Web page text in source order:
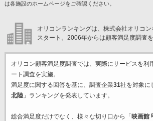
は各施設のホームページをご確認ください。
オリコンランキングは、株式会社オリコ
スタート。2006年からは顧客満足度調査を
オリコン顧客満足度調査では、実際にサービスを利
ート調査を実施。
満足度に関する回答を基に、調査企業31社を対象に
北陸」ランキングを発表しています。
総合満足度だけでなく、様々な切り口から「 映画館